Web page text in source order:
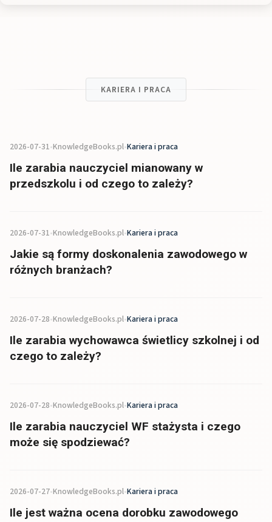
KARIERA I PRACA
2026-07-31•KnowledgeBooks.pl•Kariera i praca
Ile zarabia nauczyciel mianowany w
przedszkolu i od czego to zależy?
2026-07-31•KnowledgeBooks.pl•Kariera i praca
Jakie są formy doskonalenia zawodowego w
różnych branżach?
2026-07-28•KnowledgeBooks.pl•Kariera i praca
Ile zarabia wychowawca świetlicy szkolnej i od
czego to zależy?
2026-07-28•KnowledgeBooks.pl•Kariera i praca
Ile zarabia nauczyciel WF stażysta i czego
może się spodziewać?
2026-07-27•KnowledgeBooks.pl•Kariera i praca
Ile jest ważna ocena dorobku zawodowego